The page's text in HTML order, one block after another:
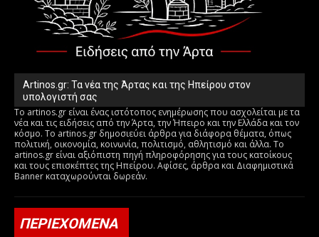
Artinos.gr: Τα νέα της Άρτας και της Ηπείρου στον
υπολογιστή σας
Το artinos.gr είναι ένας ιστότοπος ενημέρωσης που ασχολείται με τα
νέα και τις ειδήσεις από την Άρτα, την Ήπειρο και την Ελλάδα και τον
κόσμο. Το artinos.gr δημοσιεύει άρθρα για διάφορα θέματα, όπως
πολιτική, οικονομία, κοινωνία, πολιτισμό, αθλητισμό και άλλα. Το
artinos.gr είναι αξιόπιστη πηγή πληροφόρησης για τους κατοίκους
και τους επισκέπτες της Ηπείρου. Αφίσες, άρθρα και Διαφημιστικά
Banner καταχωρούνται δωρεάν.
ΠΕΡΙΕΧΟΜΕΝΑ